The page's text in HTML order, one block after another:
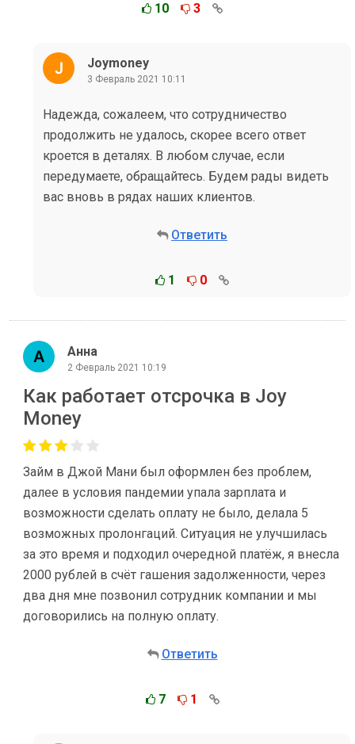
10 3
Joymoney
3 Февраль 2021 10:11
Надежда, сожалеем, что сотрудничество
продолжить не удалось, скорее всего ответ
кроется в деталях. В любом случае, если
передумаете, обращайтесь. Будем рады видеть
вас вновь в рядах наших клиентов.
Ответить
1 0
Анна
2 Февраль 2021 10:19
Как работает отсрочка в Joy
Money
Займ в Джой Мани был оформлен без проблем,
далее в условия пандемии упала зарплата и
возможности сделать оплату не было, делала 5
возможных пролонгаций. Ситуация не улучшилась
за это время и подходил очередной платёж, я внесла
2000 рублей в счёт гашения задолженности, через
два дня мне позвонил сотрудник компании и мы
договорились на полную оплату.
Ответить
7 1